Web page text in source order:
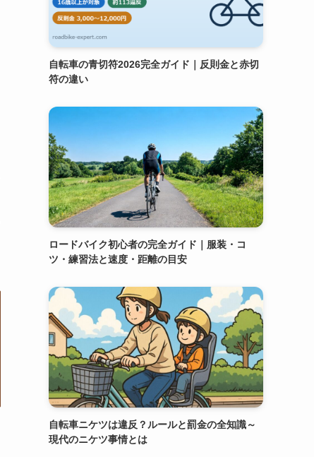
自転車の青切符2026完全ガイド｜反則金と赤切
符の違い
ロードバイク初心者の完全ガイド｜服装・コ
ツ・練習法と速度・距離の目安
自転車ニケツは違反？ルールと罰金の全知識～
現代のニケツ事情とは